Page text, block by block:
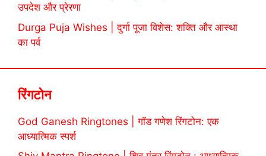
उपदेश और प्रेरणा
Durga Puja Wishes | दुर्गा पूजा विशेस: शक्ति और आस्था
का पर्व
रिंगटोन
God Ganesh Ringtones | गॉड गणेश रिंगटोन: एक
आध्यात्मिक स्पर्श